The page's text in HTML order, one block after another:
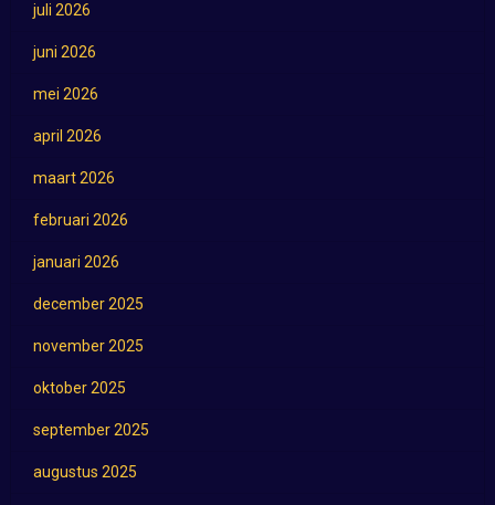
juli 2026
juni 2026
mei 2026
april 2026
maart 2026
februari 2026
januari 2026
december 2025
november 2025
oktober 2025
september 2025
augustus 2025